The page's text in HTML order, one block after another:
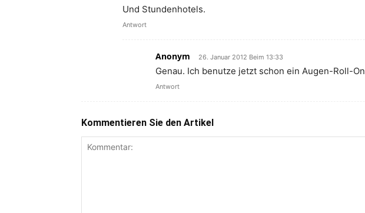
Und Stundenhotels.
Antwort
Anonym 26. Januar 2012 Beim 13:33
Genau. Ich benutze jetzt schon ein Augen-Roll-On
Antwort
Kommentieren Sie den Artikel